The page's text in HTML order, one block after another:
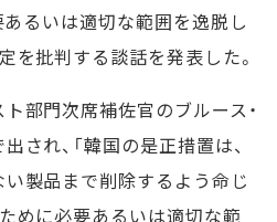
あるいは適切な範囲を逸脱し
を批判する談話を発表した。
部門次席補佐官のブルース・
され、「韓国の是正措置は、
製品まで削除するよう命じ
めに必要あるいは適切な範